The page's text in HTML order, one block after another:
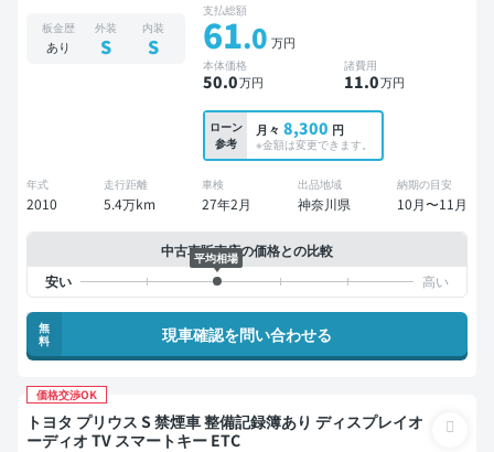
板金歴
あり
外装
S
内装
S
支払総額
61.0 万円
本体価格
50.0万円
諸費用
11.0万円
ローン
参考
月々 8,300 円
※金額は変更できます。
年式
2010
走行距離
5.4万km
車検
27年2月
出品地域
神奈川県
納期の目安
10月〜11月
中古車販売店の価格との比較
平均相場
無
料
現車確認を問い合わせる
価格交渉OK
トヨタ プリウス S 禁煙車 整備記録簿あり ディスプレイオ
ーディオ TV スマートキー ETC